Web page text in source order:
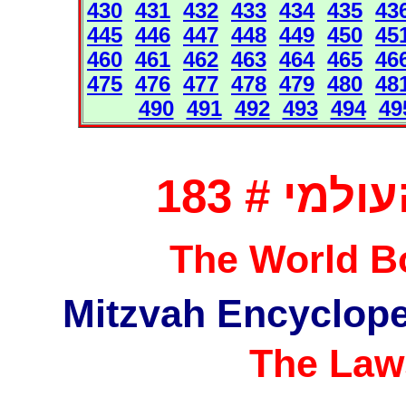
430 431 432 433 434 435
445 446 447 448 449 450
460 461 462 463 464 465
475 476 477 478 479 480
490 491 492 493 494
# 183
The World
The